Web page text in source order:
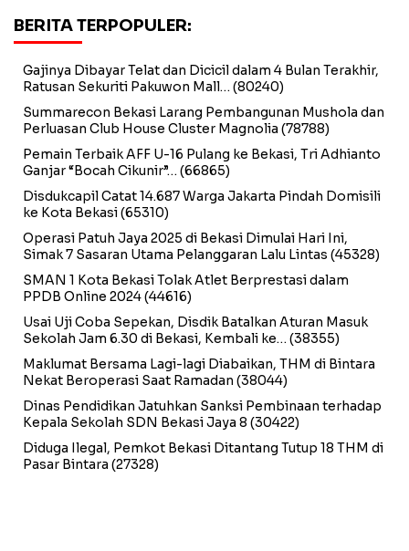
BERITA TERPOPULER:
Gajinya Dibayar Telat dan Dicicil dalam 4 Bulan Terakhir,
Ratusan Sekuriti Pakuwon Mall… (80240)
Summarecon Bekasi Larang Pembangunan Mushola dan
Perluasan Club House Cluster Magnolia (78788)
Pemain Terbaik AFF U-16 Pulang ke Bekasi, Tri Adhianto
Ganjar “Bocah Cikunir”… (66865)
Disdukcapil Catat 14.687 Warga Jakarta Pindah Domisili
ke Kota Bekasi(65310)
Operasi Patuh Jaya 2025 di Bekasi Dimulai Hari Ini,
Simak 7 Sasaran Utama Pelanggaran Lalu Lintas (45328)
SMAN 1 Kota Bekasi Tolak Atlet Berprestasi dalam
PPDB Online 2024(44616)
Usai Uji Coba Sepekan, Disdik Batalkan Aturan Masuk
Sekolah Jam 6.30 di Bekasi, Kembali ke… (38355)
Maklumat Bersama Lagi-lagi Diabaikan, THM di Bintara
Nekat Beroperasi Saat Ramadan (38044)
Dinas Pendidikan Jatuhkan Sanksi Pembinaan terhadap
Kepala Sekolah SDN Bekasi Jaya 8 (30422)
Diduga Ilegal, Pemkot Bekasi Ditantang Tutup 18 THM di
Pasar Bintara (27328)